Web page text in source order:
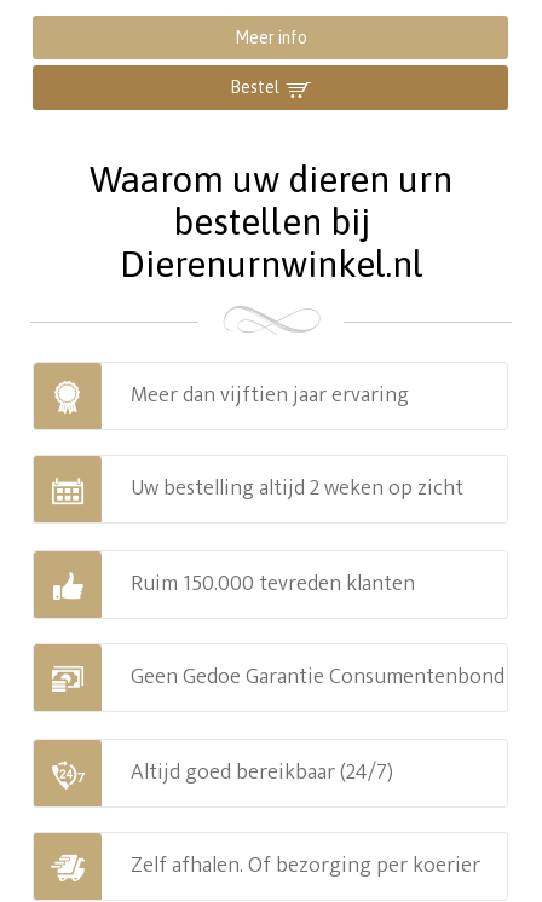
Meer info
Bestel
Waarom uw dieren urn
bestellen bij
Dierenurnwinkel.nl
Meer dan vijftien jaar ervaring
Uw bestelling altijd 2 weken op zicht
Ruim 150.000 tevreden klanten
Geen Gedoe Garantie Consumentenbond
Altijd goed bereikbaar (24/7)
Zelf afhalen. Of bezorging per koerier